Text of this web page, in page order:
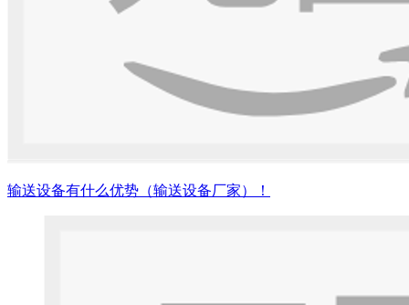
输送设备有什么优势（输送设备厂家）！